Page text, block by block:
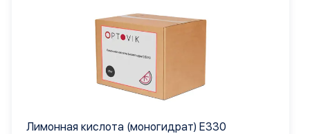
Лимонная кислота (моногидрат) Е330